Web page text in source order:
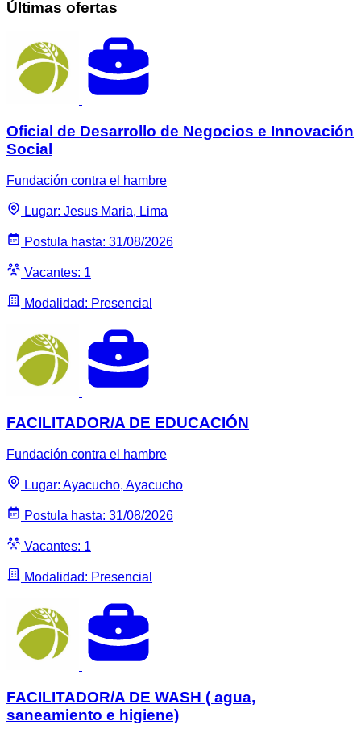
Últimas ofertas
Oficial de Desarrollo de Negocios e Innovación
Social
Fundación contra el hambre
Lugar: Jesus Maria, Lima
Postula hasta: 31/08/2026
Vacantes: 1
Modalidad: Presencial
FACILITADOR/A DE EDUCACIÓN
Fundación contra el hambre
Lugar: Ayacucho, Ayacucho
Postula hasta: 31/08/2026
Vacantes: 1
Modalidad: Presencial
FACILITADOR/A DE WASH ( agua,
saneamiento e higiene)